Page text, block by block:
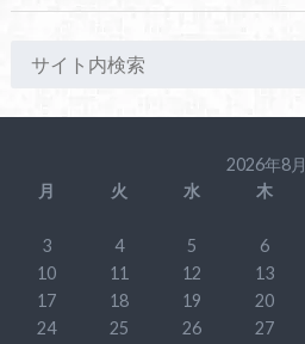
2026年8月
月
火 水 木
3
4 5 6
10
11 12 13
17
18 19 20
24
25 26 27